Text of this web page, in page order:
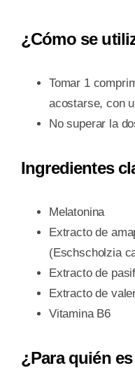
¿Cómo se
Tomar 1
acostarse, con
No superar la
Ingredientes
Melatonina
Extracto de
(Eschscholzia
Extracto de
Extracto de
Vitamina B6
¿Para quién